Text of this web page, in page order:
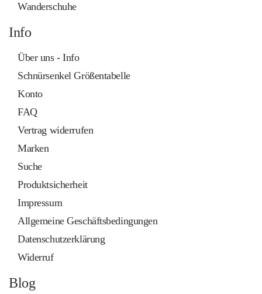
Wanderschuhe
Info
Über uns - Info
Schnürsenkel Größentabelle
Konto
FAQ
Vertrag widerrufen
Marken
Suche
Produktsicherheit
Impressum
Allgemeine Geschäftsbedingungen
Datenschutzerklärung
Widerruf
Blog